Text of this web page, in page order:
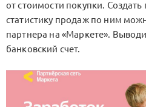
от стоимости покупки.
статистику продаж по ним
партнера на «Маркете».
банковский счет.